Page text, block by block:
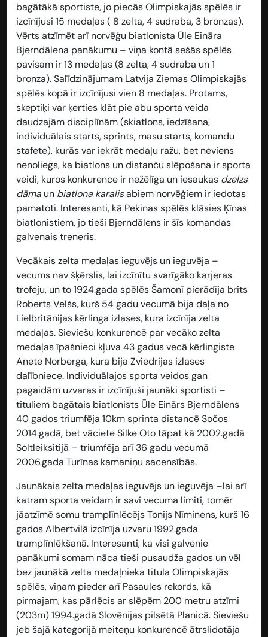
bagātākā sportiste, jo piecās Olimpiskajās spēlēs ir
izcīnījusi 15 medaļas ( 8 zelta, 4 sudraba, 3 bronzas).
Vērts atzīmēt arī norvēģu biatlonista Ūle Eināra
Bjerndālena panākumu – viņa kontā sešās spēlēs
pavisam ir 13 medaļas (8 zelta, 4 sudraba un 1
bronza). Salīdzinājumam Latvija Ziemas Olimpiskajās
spēlēs kopā ir izcīnījusi vien 8 medaļas. Protams,
skeptiķi var ķerties klāt pie abu sporta veida
daudzajām disciplīnām (skiatlons, iedzīšana,
individuālais starts, sprints, masu starts, komandu
stafete), kurās var iekrāt medaļu ražu, bet neviens
nenoliegs, ka biatlons un distanču slēpošana ir sporta
veidi, kuros konkurence ir nežēlīga un iesaukas dzelzs
dāma un biatlona karalisabiem norvēģiem ir iedotas
pamatoti. Interesanti, kā Pekinas spēlēs klāsies Ķīnas
biatlonistiem, jo tieši Bjerndālens ir šīs komandas
galvenais treneris.
Vecākais zelta medaļas ieguvējs un ieguvēja –
vecums nav šķērslis, lai izcīnītu svarīgāko karjeras
trofeju, un to 1924.gada spēlēs Šamonī pierādīja brits
Roberts Velšs, kurš 54 gadu vecumā bija daļa no
Lielbritānijas kērlinga izlases, kura izcīnīja zelta
medaļas. Sieviešu konkurencē par vecāko zelta
medaļas īpašnieci kļuva 43 gadus vecā kērlingiste
Anete Norberga, kura bija Zviedrijas izlases
dalībniece. Individuālajos sporta veidos gan
pagaidām uzvaras ir izcīnījuši jaunāki sportisti –
tituliem bagātais biatlonists Ūle Einārs Bjerndālens
40 gados triumfēja 10km sprinta distancē Sočos
2014.gadā, bet vāciete Silke Oto tāpat kā 2002.gadā
Soltleiksitijā – triumfēja arī 36 gadu vecumā
2006.gada Turīnas kamaniņu sacensībās.
Jaunākais zelta medaļas ieguvējs un ieguvēja –lai arī
katram sporta veidam ir savi vecuma limiti, tomēr
jāatzīmē somu tramplīnlēcējs Tonijs Nīminens, kurš 16
gados Albertvilā izcīnīja uzvaru 1992.gada
tramplīnlēkšanā. Interesanti, ka visi galvenie
panākumi somam nāca tieši pusaudža gados un vēl
bez jaunākā zelta medaļnieka titula Olimpiskajās
spēlēs, viņam pieder arī Pasaules rekords, kā
pirmajam, kas pārlēcis ar slēpēm 200 metru atzīmi
(203m) 1994.gadā Slovēnijas pilsētā Planicā. Sieviešu
jeb šajā kategorijā meiteņu konkurencē ātrslidotāja